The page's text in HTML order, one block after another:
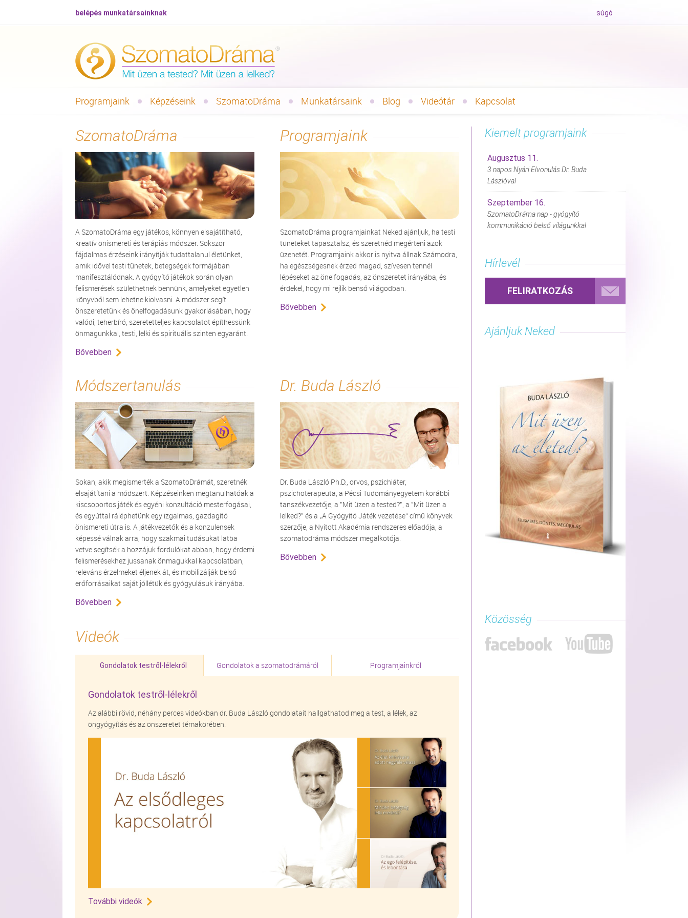
belépés munkatársainknak súgó
Programjaink Képzéseink SzomatoDráma Munkatársaink Blog Videótár Kapcsolat
Kiemelt programjaink
Augusztus 11.
3 napos Nyári Elvonulás Dr. Buda
Lászlóval
Szeptember 16.
SzomatoDráma nap - gyógyító
kommunikáció belső világunkkal
Hírlevél
FELIRATKOZÁS
Ajánljuk Neked
Közösség
SzomatoDráma
A SzomatoDráma egy játékos, könnyen elsajátítható,
kreatív önismereti és terápiás módszer. Sokszor
fájdalmas érzéseink irányítják tudattalanul életünket,
amik idővel testi tünetek, betegségek formájában
manifesztálódnak. A gyógyító játékok során olyan
felismerések születhetnek bennünk, amelyeket egyetlen
könyvből sem lehetne kiolvasni. A módszer segít
önszeretetünk és önelfogadásunk gyakorlásában, hogy
valódi, teherbíró, szeretetteljes kapcsolatot építhessünk
önmagunkkal, testi, lelki és spirituális szinten egyaránt.
Bővebben
Programjaink
SzomatoDráma programjainkat Neked ajánljuk, ha testi
tüneteket tapasztalsz, és szeretnéd megérteni azok
üzenetét. Programjaink akkor is nyitva állnak Számodra,
ha egészségesnek érzed magad, szívesen tennél
lépéseket az önelfogadás, az önszeretet irányába, és
érdekel, hogy mi rejlik benső világodban.
Bővebben
Módszertanulás
Sokan, akik megismerték a SzomatoDrámát, szeretnék
elsajátítani a módszert. Képzéseinken megtanulhatóak a
kiscsoportos játék és egyéni konzultáció mesterfogásai,
és egyúttal ráléphetünk egy izgalmas, gazdagító
önismereti útra is. A játékvezetők és a konzulensek
képessé válnak arra, hogy szakmai tudásukat latba
vetve segítsék a hozzájuk fordulókat abban, hogy érdemi
felismerésekhez jussanak önmagukkal kapcsolatban,
releváns érzelmeket éljenek át, és mobilizálják belső
erőforrásaikat saját jóllétük és gyógyulásuk irányába.
Bővebben
Dr. Buda László
Dr. Buda László Ph.D., orvos, pszichiáter,
pszichoterapeuta, a Pécsi Tudományegyetem korábbi
tanszékvezetője, a "Mit üzen a tested?", a "Mit üzen a
lelked?" és a „A Gyógyító Játék vezetése“ című könyvek
szerzője, a Nyitott Akadémia rendszeres előadója, a
szomatodráma módszer megalkotója.
Bővebben
Videók
Gondolatok testről-lélekről Gondolatok a szomatodrámáról Programjainkról
Gondolatok testről-lélekről
Az alábbi rövid, néhány perces videókban dr. Buda László gondolatait hallgathatod meg a test, a lélek, az
öngyógyítás és az önszeretet témakörében.
További videók